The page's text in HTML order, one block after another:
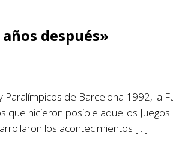
después»
de Barcelona 1992, la
hicieron posible aquellos
los acontecimientos […]